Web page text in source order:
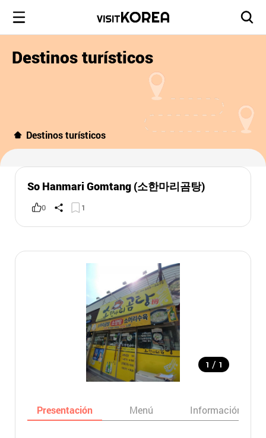
Destinos turísticos
Destinos turísticos
So Hanmari Gomtang (소한마리곰탕)
0 1
1 / 1
Presentación Menú Información